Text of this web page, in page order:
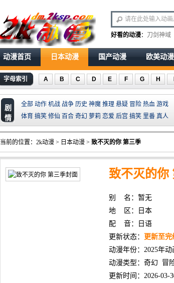
好看的动漫： 刀剑神域
动漫首页 日本动漫 国产动漫 欧美动漫
字母索引 A B C D E F G H
剧
情
全部 动作 机战 战争 历史 神魔 推理 悬疑 冒险 热血 游戏
体育 搞笑 修仙 百合 奇幻 萝莉 恋爱 后宫 搞笑 里番 真人
当前的位置： 2k动漫 > 日本动漫 > 致不灭的你 第三季
致不灭的你
别 名：暂无
地 区：日本
配 音：日语
更新状态：
更新至完
动漫年份： 2025年动
动漫类型： 奇幻
冒
更新时间：2026-03-